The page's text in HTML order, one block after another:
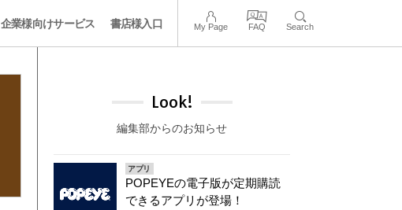
企業様向けサービス 書店様入口 My Page FAQ Search
Look!
編集部からのお知らせ
アプリ
POPEYEの電子版が定期購読
できるアプリが登場！